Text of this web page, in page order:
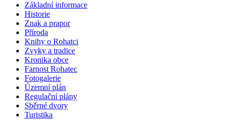
Základní informace
Historie
Znak a prapor
Příroda
Knihy o Rohatci
Zvyky a tradice
Kronika obce
Farnost Rohatec
Fotogalerie
Územní plán
Regulační plány
Sběrné dvory
Turistika